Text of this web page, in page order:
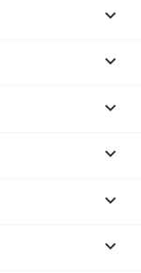





